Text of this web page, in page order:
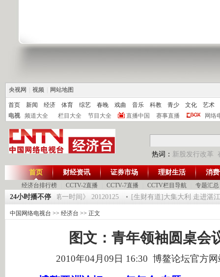
央视网 视频 网站地图
首页 新闻 经济 体育 综艺 春晚 戏曲 音乐 科教 青少 文化
艺术
电视
频道大全 栏目大全 节目大全 直播中国 赛事直播 网络
热词： 新股发行改革
首页
经济台排行榜 CCTV-2直播 CCTV-7直播 CCTV栏目导航 专题汇总
财经资讯 证券市场 理财生活 消
24小时播不停
魔术师 5 《第一时间》 20120125 [生财有道]大集大利 走进湛江
中国网络电视台 >> 经济台 >> 正文
图文：青年领袖圆桌会
2010年04月09日 16:30 博鳌论坛官方